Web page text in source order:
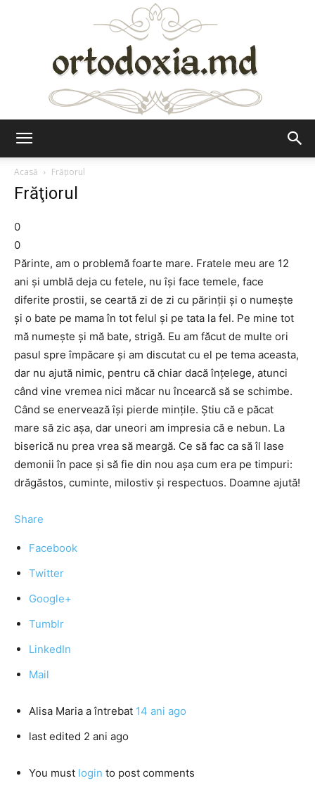
Acasă
Frăţiorul
Frăţiorul
0
0
Părinte, am o problemă foarte mare. Fratele meu are 12
ani şi umblă deja cu fetele, nu îşi face temele, face
diferite prostii, se ceartă zi de zi cu părinţii şi o numeşte
şi o bate pe mama în tot felul şi pe tata la fel. Pe mine tot
mă numeşte şi mă bate, strigă. Eu am făcut de multe ori
pasul spre împăcare şi am discutat cu el pe tema aceasta,
dar nu ajută nimic, pentru că chiar dacă înţelege, atunci
când vine vremea nici măcar nu încearcă să se schimbe.
Când se enervează îşi pierde minţile. Ştiu că e păcat
mare să zic aşa, dar uneori am impresia că e nebun. La
biserică nu prea vrea să meargă. Ce să fac ca să îl lase
demonii în pace şi să fie din nou aşa cum era pe timpuri:
drăgăstos, cuminte, milostiv şi respectuos. Doamne ajută!
Share
Facebook
Twitter
Google+
Tumblr
LinkedIn
Mail
Alisa Maria a întrebat 14 ani ago
last edited 2 ani ago
You must login to post comments